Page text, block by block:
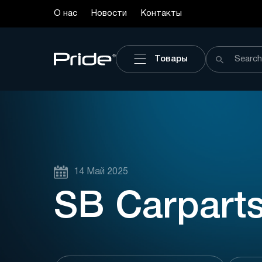
О нас Новости Контакты
Товары
14 Май 2025
SB